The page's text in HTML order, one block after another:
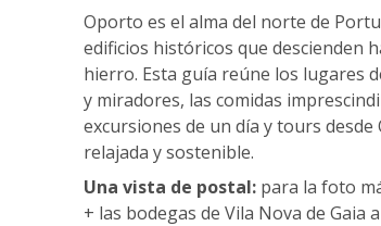
Oporto es el alma del norte de
edificios históricos que descienden
hierro. Esta guía reúne los lugares
y miradores, las comidas
excursiones de un día y tours
relajada y sostenible.
Una vista de postal: para la foto
+ las bodegas de Vila Nova de Gaia